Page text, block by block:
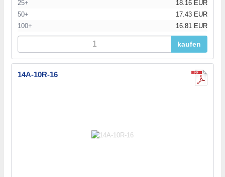
25+
18.16 EUR
50+
17.43 EUR
100+
16.81 EUR
kaufen
14A-10R-16